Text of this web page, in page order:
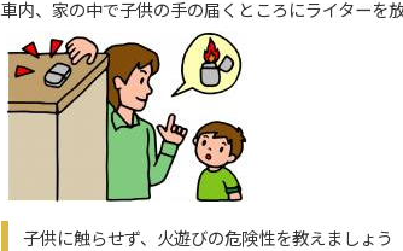
車内、家の中で子供の手の届くところにライターを
子供に触らせず、火遊びの危険性を教えましょう